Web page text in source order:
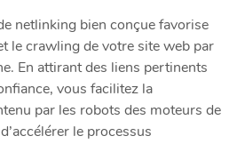
netlinking bien conçue favorise
le crawling de votre site web par
En attirant des liens pertinents
vous facilitez la
par les robots des moteurs de
le processus